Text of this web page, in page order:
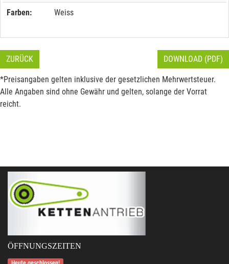
Farben: Weiss
ZURÜCK DOWNLOAD (PDF)
*Preisangaben gelten inklusive der gesetzlichen Mehrwertsteuer.
Alle Angaben sind ohne Gewähr und gelten, solange der Vorrat
reicht.
ÖFFNUNGSZEITEN